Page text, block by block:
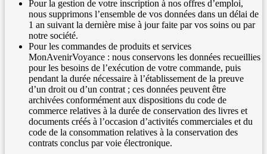
Pour la gestion de votre inscription à nos offres d’emploi,
nous supprimons l’ensemble de vos données dans un délai de
1 an suivant la dernière mise à jour faite par vos soins ou par
notre société.
Pour les commandes de produits et services
MonAvenirVoyance : nous conservons les données recueillies
pour les besoins de l’exécution de votre commande, puis
pendant la durée nécessaire à l’établissement de la preuve
d’un droit ou d’un contrat ; ces données peuvent être
archivées conformément aux dispositions du code de
commerce relatives à la durée de conservation des livres et
documents créés à l’occasion d’activités commerciales et du
code de la consommation relatives à la conservation des
contrats conclus par voie électronique.